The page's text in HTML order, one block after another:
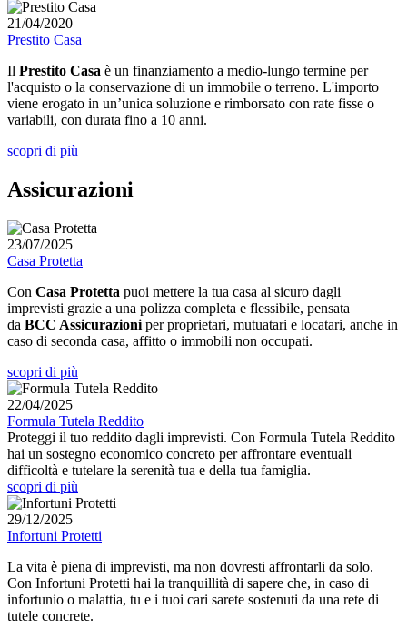
21/04/2020
Prestito Casa
Il Prestito Casa è un finanziamento a medio-lungo termine per
l'acquisto o la conservazione di un immobile o terreno. L'importo
viene erogato in un’unica soluzione e rimborsato con rate fisse o
variabili, con durata fino a 10 anni.
scopri di più
Assicurazioni
23/07/2025
Casa Protetta
Con Casa Protetta puoi mettere la tua casa al sicuro dagli
imprevisti grazie a una polizza completa e flessibile, pensata
da BCC Assicurazioni per proprietari, mutuatari e locatari, anche in
caso di seconda casa, affitto o immobili non occupati.
scopri di più
22/04/2025
Formula Tutela Reddito
Proteggi il tuo reddito dagli imprevisti. Con Formula Tutela Reddito
hai un sostegno economico concreto per affrontare eventuali
difficoltà e tutelare la serenità tua e della tua famiglia.
scopri di più
29/12/2025
Infortuni Protetti
La vita è piena di imprevisti, ma non dovresti affrontarli da solo.
Con Infortuni Protetti hai la tranquillità di sapere che, in caso di
infortunio o malattia, tu e i tuoi cari sarete sostenuti da una rete di
tutele concrete.